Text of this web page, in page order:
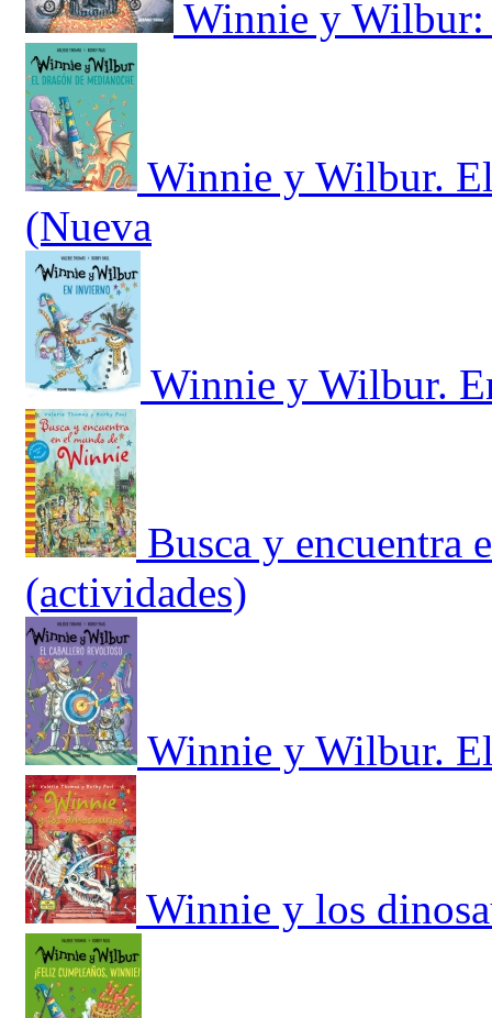
Winnie y
Winnie y Wilbur.
(Nueva
Winnie y Wilbur.
Busca y encuentra
(actividades)
Winnie y Wilbur.
Winnie y los